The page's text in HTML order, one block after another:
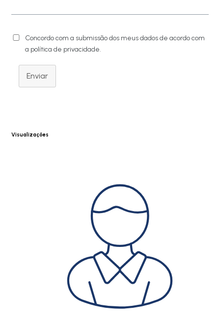
Concordo com a submissão dos meus dados de acordo com
a política de privacidade.
Enviar
Visualizações